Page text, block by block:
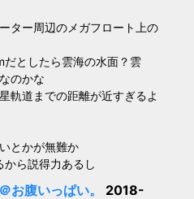
ター周辺のメガフロート上の
としたら雲海の水面？雲
のかな
軌道までの距離が近すぎるよ
とかが無難か
ら説得力あるし
お腹いっぱい。 2018-